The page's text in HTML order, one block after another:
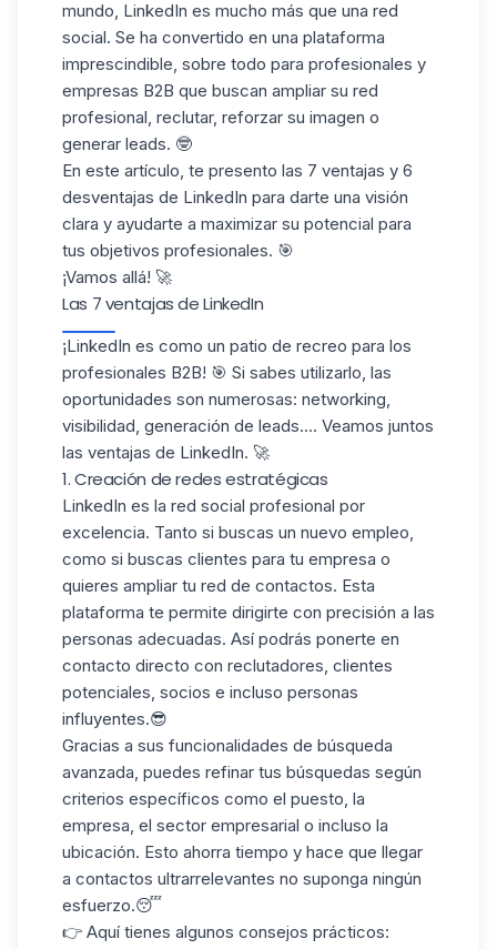
mundo, LinkedIn es mucho más que una red
social. Se ha convertido en una plataforma
imprescindible, sobre todo para profesionales y
empresas B2B que buscan ampliar su red
profesional, reclutar, reforzar su imagen o
generar leads. 🤓
En este artículo, te presento las 7 ventajas y 6
desventajas de LinkedIn para darte una visión
clara y ayudarte a maximizar su potencial para
tus objetivos profesionales. 🎯
¡Vamos allá! 🚀
Las 7 ventajas de LinkedIn
¡LinkedIn es como un patio de recreo para los
profesionales B2B! 🎯 Si sabes utilizarlo, las
oportunidades son numerosas: networking,
visibilidad, generación de leads.... Veamos juntos
las ventajas de LinkedIn. 🚀
1. Creación de redes estratégicas
LinkedIn es la red social profesional por
excelencia. Tanto si buscas un nuevo empleo,
como si buscas clientes para tu empresa o
quieres ampliar tu red de contactos. Esta
plataforma te permite dirigirte con precisión a las
personas adecuadas. Así podrás ponerte en
contacto directo con reclutadores, clientes
potenciales, socios e incluso personas
influyentes.😎
Gracias a sus funcionalidades de búsqueda
avanzada, puedes refinar tus búsquedas según
criterios específicos como el puesto, la
empresa, el sector empresarial o incluso la
ubicación. Esto ahorra tiempo y hace que llegar
a contactos ultrarrelevantes no suponga ningún
esfuerzo.😴
👉 Aquí tienes algunos consejos prácticos: